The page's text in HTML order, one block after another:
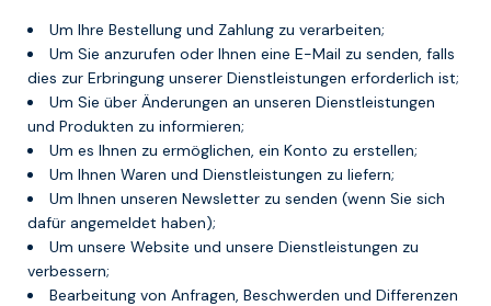
Um Ihre Bestellung und Zahlung zu verarbeiten;
Um Sie anzurufen oder Ihnen eine E-Mail zu senden, falls
dies zur Erbringung unserer Dienstleistungen erforderlich ist;
Um Sie über Änderungen an unseren Dienstleistungen
und Produkten zu informieren;
Um es Ihnen zu ermöglichen, ein Konto zu erstellen;
Um Ihnen Waren und Dienstleistungen zu liefern;
Um Ihnen unseren Newsletter zu senden (wenn Sie sich
dafür angemeldet haben);
Um unsere Website und unsere Dienstleistungen zu
verbessern;
Bearbeitung von Anfragen, Beschwerden und Differenzen